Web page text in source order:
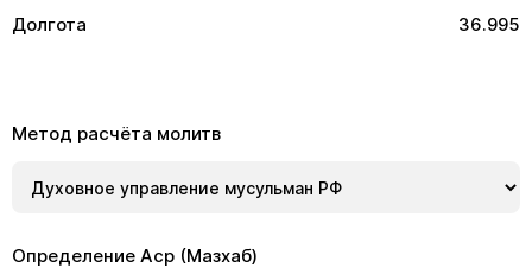
Долгота 36.995
Метод расчёта молитв
Определение Аср (Мазхаб)